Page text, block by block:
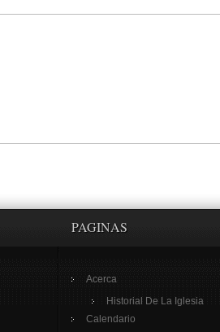
PAGINAS
Acerca
Historial De La Iglesia
Calendario